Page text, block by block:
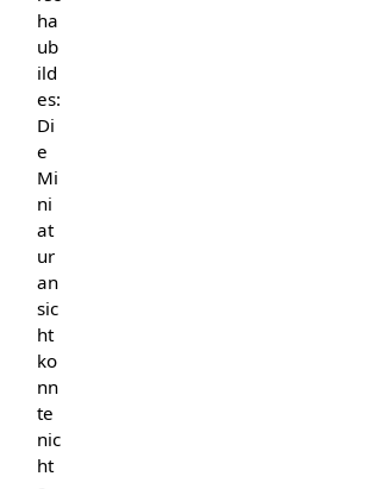
ha
ub
ild
es:
Di
e
Mi
ni
at
ur
an
sic
ht
ko
nn
te
nic
ht